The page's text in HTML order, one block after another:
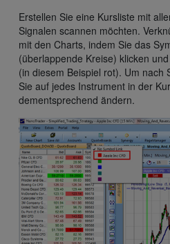
Erstellen Sie eine Kursliste mit
Signalen scannen möchten.
mit den Charts, indem Sie das
(überlappende Kreise) klicken
(in diesem Beispiel rot). Um nach
Sie auf jedes Instrument in der
dementsprechend ändern.